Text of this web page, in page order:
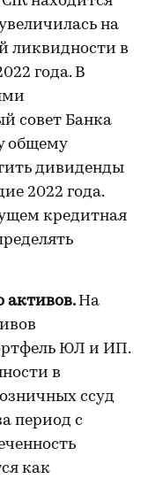
на
ликвидности в
года. В
совет Банка
общему
дивиденды
2022 года.
кредитная
активов. На
ЮЛ и ИП.
в
ссуд
период с
как